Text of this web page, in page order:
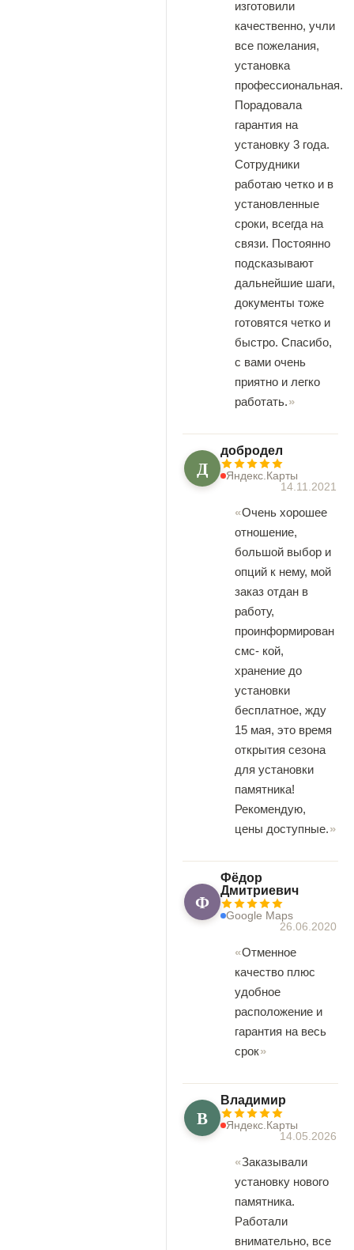
изготовили
качественно, учли
все пожелания,
установка
профессиональная.
Порадовала
гарантия на
установку 3 года.
Сотрудники
работаю четко и в
установленные
сроки, всегда на
связи. Постоянно
подсказывают
дальнейшие шаги,
документы тоже
готовятся четко и
быстро. Спасибо,
с вами очень
приятно и легко
работать.
Д
добродел
Яндекс.Карты
14.11.2021
Очень хорошее
отношение,
большой выбор и
опций к нему, мой
заказ отдан в
работу,
проинформирован
смс- кой,
хранение до
установки
бесплатное, жду
15 мая, это время
открытия сезона
для установки
памятника!
Рекомендую,
цены доступные.
Ф
Фёдор
Дмитриевич
Google Maps
26.06.2020
Отменное
качество плюс
удобное
расположение и
гарантия на весь
срок
В
Владимир
Яндекс.Карты
14.05.2026
Заказывали
установку нового
памятника.
Работали
внимательно, все